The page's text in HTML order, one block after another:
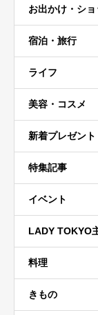
お出かけ・シ
宿泊・旅行
ライフ
美容・コスメ
新着プレゼント
特集記事
イベント
LADY TOKYO
料理
きもの